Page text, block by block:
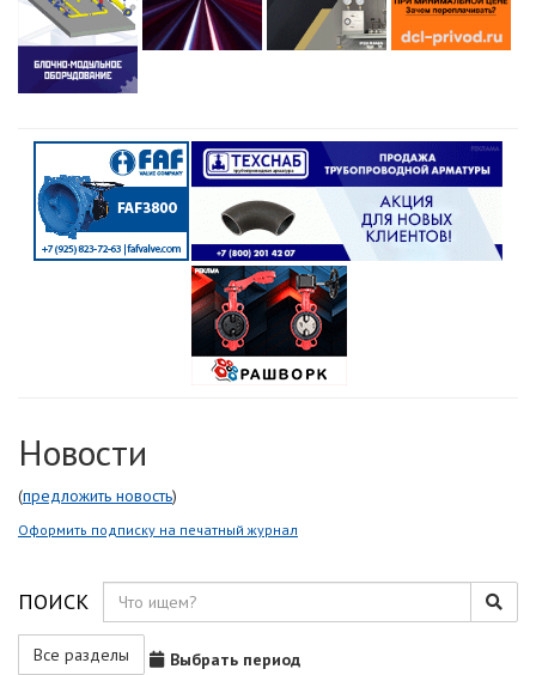
Новости
(предложить новость)
Оформить подписку на печатный журнал
ПОИСК
Все разделы Выбрать период